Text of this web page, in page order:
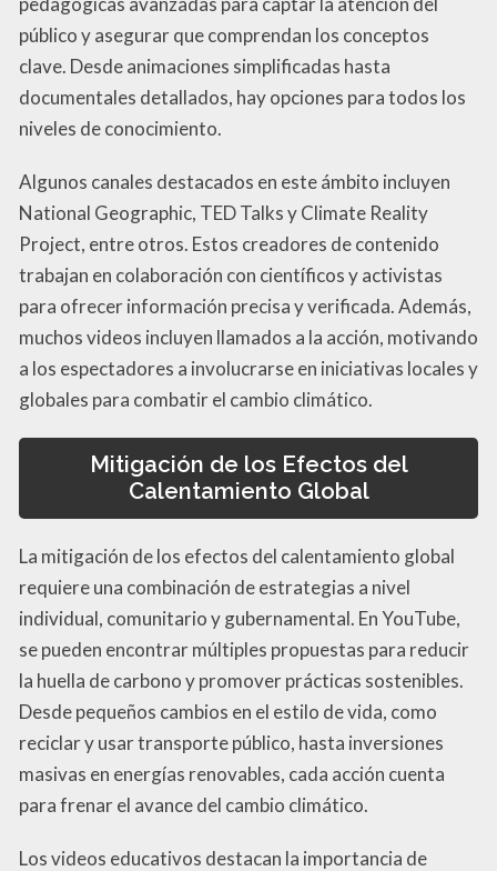
público y asegurar que comprendan los conceptos
clave. Desde animaciones simplificadas hasta
documentales detallados, hay opciones para todos los
niveles de conocimiento.
Algunos canales destacados en este ámbito incluyen
National Geographic, TED Talks y Climate Reality
Project, entre otros. Estos creadores de contenido
trabajan en colaboración con científicos y activistas
para ofrecer información precisa y verificada. Además,
muchos videos incluyen llamados a la acción, motivando
a los espectadores a involucrarse en iniciativas locales y
globales para combatir el cambio climático.
Mitigación de los Efectos del
Calentamiento Global
La mitigación de los efectos del calentamiento global
requiere una combinación de estrategias a nivel
individual, comunitario y gubernamental. En YouTube,
se pueden encontrar múltiples propuestas para reducir
la huella de carbono y promover prácticas sostenibles.
Desde pequeños cambios en el estilo de vida, como
reciclar y usar transporte público, hasta inversiones
masivas en energías renovables, cada acción cuenta
para frenar el avance del cambio climático.
Los videos educativos destacan la importancia de